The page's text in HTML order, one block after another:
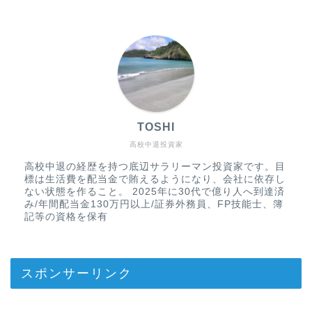
高校中退投資家
TOSHI
高校中退の経歴を持つ底辺サラリーマン投資家です。目
標は生活費を配当金で賄えるようになり、会社に依存し
ない状態を作ること。 2025年に30代で億り人へ到達済
み/年間配当金130万円以上/証券外務員、FP技能士、簿
記等の資格を保有
スポンサーリンク